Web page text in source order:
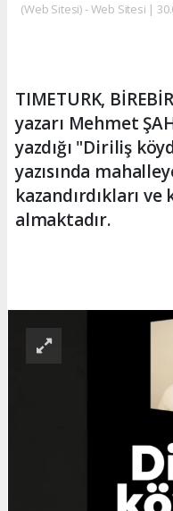
(Web Sitesi) - Web Sitesi |
TIMETURK,
yazarı Mehmet
yazdığı "Diriliş
yazısında
kazandırdıkları
almaktadır.